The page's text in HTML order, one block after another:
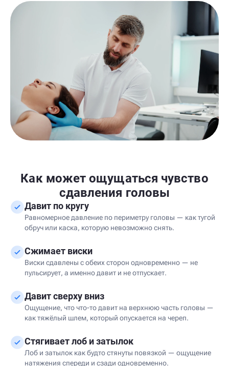
Как может ощущаться чувство
сдавления головы
Давит по кругу
Равномерное давление по периметру головы — как тугой
обруч или каска, которую невозможно снять.
Сжимает виски
Виски сдавлены с обеих сторон одновременно — не
пульсирует, а именно давит и не отпускает.
Давит сверху вниз
Ощущение, что что-то давит на верхнюю часть головы —
как тяжёлый шлем, который опускается на череп.
Стягивает лоб и затылок
Лоб и затылок как будто стянуты повязкой — ощущение
натяжения спереди и сзади одновременно.